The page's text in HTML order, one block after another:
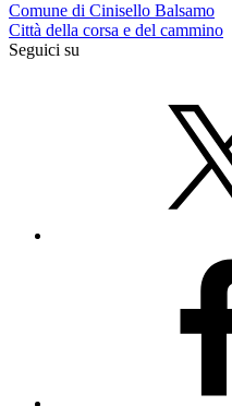
Comune di Cinisello Balsamo
Città della corsa e del cammino
Seguici su